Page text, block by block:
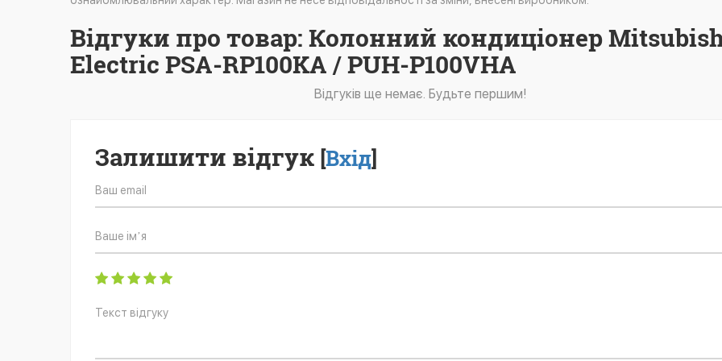
Відгуки про товар: Колонний кондиціонер
Electric PSA-RP100KA / PUH-P100VHA
Відгуків ще немає. Будьте першим!
Залишити відгук [Вхід]